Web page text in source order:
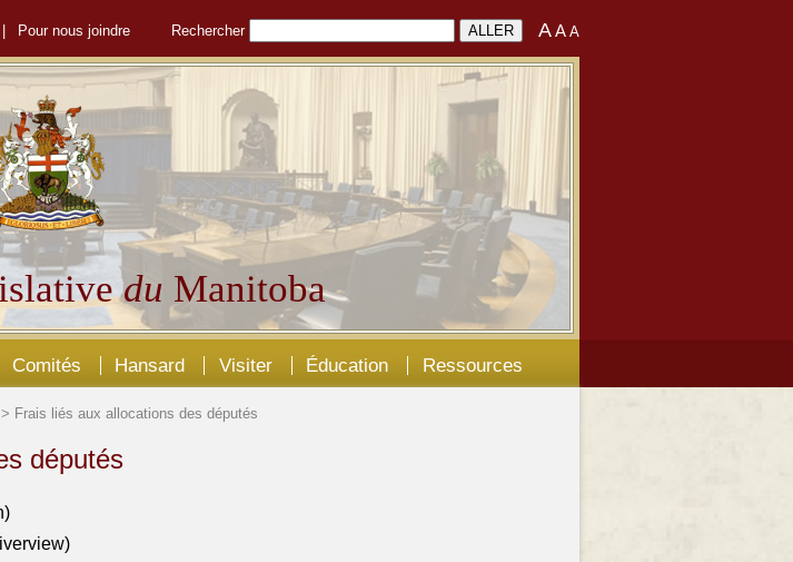
Pour nous joindre Rechercher AA A
du Manitoba
Comités Hansard Visiter Éducation Ressources
> Frais liés aux allocations des députés
députés